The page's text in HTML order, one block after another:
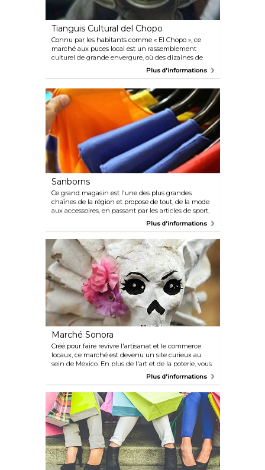
Tianguis Cultural del Chopo
Connu par les habitants comme « El Chopo », ce
marché aux puces local est un rassemblement
culturel de grande envergure, où des dizaines de
vendeurs proposent des boutiques offrant de tout,
concerts de groupes locaux émergents ont lieu sur
place.
Plus d'informations
Sanborns
Ce grand magasin est l'une des plus grandes
chaînes de la région et propose de tout, de la mode
aux accessoires, en passant par les articles de sport,
les cosmétiques, l'électronique, les livres et bien plus
pendant votre voyage, y compris des souvenirs, vous
le trouverez sûrement ici.
Plus d'informations
Marché Sonora
Créé pour faire revivre l'artisanat et le commerce
locaux, ce marché est devenu un site curieux au
sein de Mexico. En plus de l'art et de la poterie, vous
pouvez acheter toutes sortes de plantes
médicinales, des accessoires de sorcellerie et tout ce
qui est occulte. Vous voulez connaître le prix des
entrailles de putois séchées ou du sang d'étoile de
mer ? La réponse se trouve au marché de Sonora.
Plus d'informations